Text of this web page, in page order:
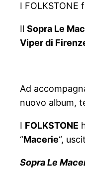
I FOLKSTONE
Il Sopra Le
Viper di
Ad
nuovo album,
I FOLKSTONE
“Macerie“,
Sopra Le